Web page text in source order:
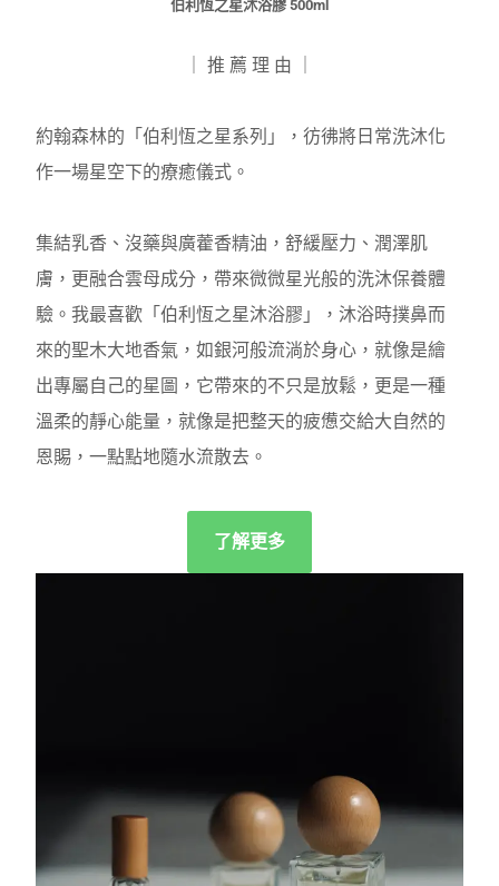
伯利恆之星沐浴膠500m
｜ 推 薦 理 由 ｜
約翰森林的「伯利恆之星系列」，彷彿將日常洗沐化
作一場星空下的療癒儀式。
集結乳香、沒藥與廣藿香精油，舒緩壓力、潤澤肌
膚，更融合雲母成分，帶來微微星光般的洗沐保養體
驗。我最喜歡「伯利恆之星沐浴膠」，沐浴時撲鼻而
來的聖木大地香氣，如銀河般流淌於身心，就像是繪
出專屬自己的星圖，它帶來的不只是放鬆，更是一種
溫柔的靜心能量，就像是把整天的疲憊交給大自然的
恩賜，一點點地隨水流散去。
了解更多